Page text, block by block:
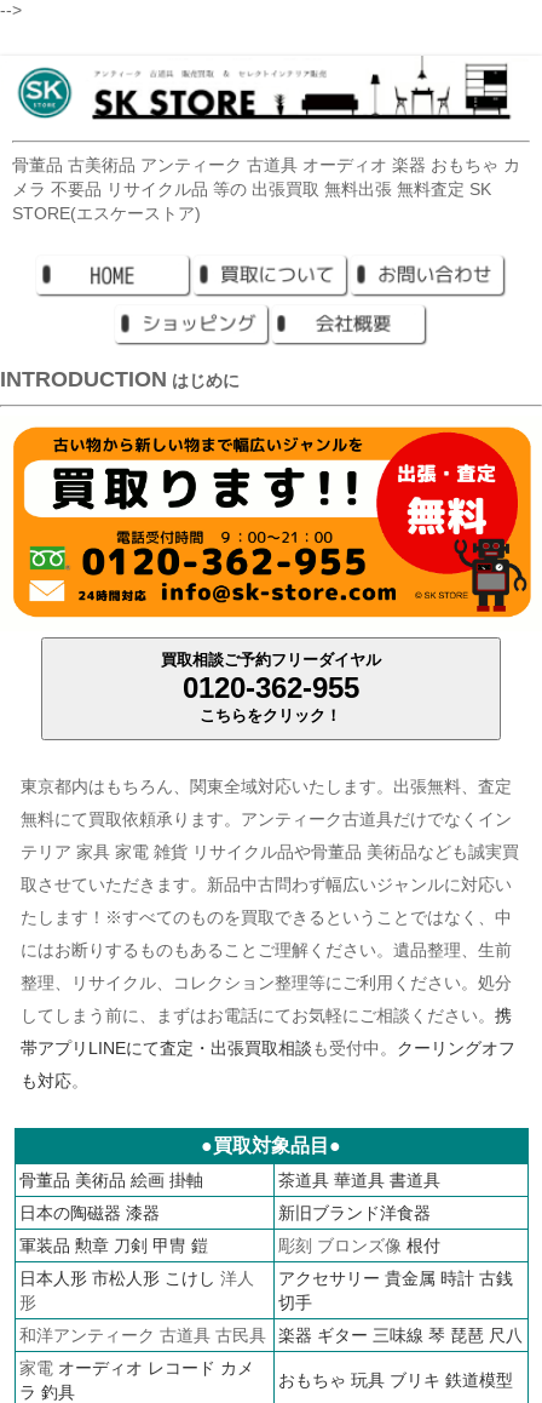
-->
骨董品 古美術品 アンティーク 古道具 オーディオ 楽器 おもちゃ カ
メラ 不要品 リサイクル品 等の 出張買取 無料出張 無料査定 SK
STORE(エスケーストア)
INTRODUCTION はじめに
買取相談ご予約フリーダイヤル
0120-362-955
こちらをクリック！
東京都内はもちろん、関東全域対応いたします。出張無料、査定
無料にて買取依頼承ります。アンティーク古道具だけでなくイン
テリア 家具 家電 雑貨 リサイクル品や骨董品 美術品なども誠実買
取させていただきます。新品中古問わず幅広いジャンルに対応い
たします！※すべてのものを買取できるということではなく、中
にはお断りするものもあることご理解ください。遺品整理、生前
整理、リサイクル、コレクション整理等にご利用ください。処分
してしまう前に、まずはお電話にてお気軽にご相談ください。 携
帯アプリLINEにて査定・出張買取相談も受付中。 クーリングオフ
も対応。
●買取対象品目●
骨董品 美術品 絵画 掛軸 茶道具 華道具 書道具
日本の陶磁器 漆器
新旧ブランド洋食器
軍装品 勲章 刀剣 甲冑 鎧 彫刻 ブロンズ像 根付
日本人形 市松人形 こけし 洋人
形
アクセサリー 貴金属 時計 古銭
切手
和洋アンティーク 古道具 古民具
楽器 ギター 三味線 琴 琵琶 尺八
家電 オーディオ レコード カメ
ラ 釣具
おもちゃ 玩具 ブリキ 鉄道模型